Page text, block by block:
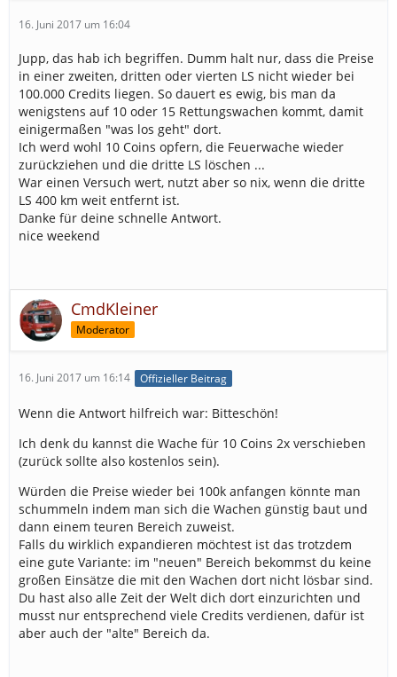
16. Juni 2017 um 16:04
Jupp, das hab ich begriffen. Dumm halt nur, dass die Preise
in einer zweiten, dritten oder vierten LS nicht wieder bei
100.000 Credits liegen. So dauert es ewig, bis man da
wenigstens auf 10 oder 15 Rettungswachen kommt, damit
einigermaßen "was los geht" dort.
Ich werd wohl 10 Coins opfern, die Feuerwache wieder
zurückziehen und die dritte LS löschen ...
War einen Versuch wert, nutzt aber so nix, wenn die dritte
LS 400 km weit entfernt ist.
Danke für deine schnelle Antwort.
nice weekend
CmdKleiner
Moderator
16. Juni 2017 um 16:14 Offizieller Beitrag
Wenn die Antwort hilfreich war: Bitteschön!
Ich denk du kannst die Wache für 10 Coins 2x verschieben
(zurück sollte also kostenlos sein).
Würden die Preise wieder bei 100k anfangen könnte man
schummeln indem man sich die Wachen günstig baut und
dann einem teuren Bereich zuweist.
Falls du wirklich expandieren möchtest ist das trotzdem
eine gute Variante: im "neuen" Bereich bekommst du keine
großen Einsätze die mit den Wachen dort nicht lösbar sind.
Du hast also alle Zeit der Welt dich dort einzurichten und
musst nur entsprechend viele Credits verdienen, dafür ist
aber auch der "alte" Bereich da.